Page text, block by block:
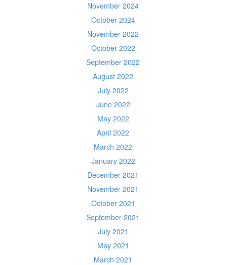
November 2024
October 2024
November 2022
October 2022
September 2022
August 2022
July 2022
June 2022
May 2022
April 2022
March 2022
January 2022
December 2021
November 2021
October 2021
September 2021
July 2021
May 2021
March 2021